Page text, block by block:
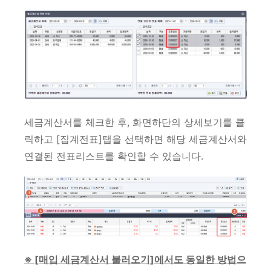
세금계산서를 체크한 후, 화면하단의 상세보기를 클
릭하고 [집계전표]탭을 선택하면 해당 세금계산서와
연결된 전표리스트를 확인할 수 있습니다.
※ [매입 세금계산서 불러오기]에서도 동일한 방법으